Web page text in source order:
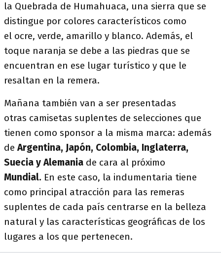
la Quebrada de Humahuaca, una sierra que se
distingue por colores característicos como
el ocre, verde, amarillo y blanco. Además, el
toque naranja se debe a las piedras que se
encuentran en ese lugar turístico y que le
resaltan en la remera.
Mañana también van a ser presentadas
otras camisetas suplentes de selecciones que
tienen como sponsor a la misma marca: además
deArgentina, Japón, Colombia, Inglaterra,
Suecia y Alemania de cara al próximo
Mundial. En este caso, la indumentaria tiene
como principal atracción para las remeras
suplentes de cada país centrarse en la belleza
natural y las características geográficas de los
lugares a los que pertenecen.